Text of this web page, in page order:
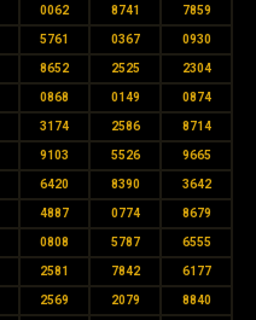
0062 8741 7859
5761 0367 0930
8652 2525 2304
0868 0149 0874
3174 2586 8714
9103 5526 9665
6420 8390 3642
4887 0774 8679
0808 5787 6555
2581 7842 6177
2569 2079 8840